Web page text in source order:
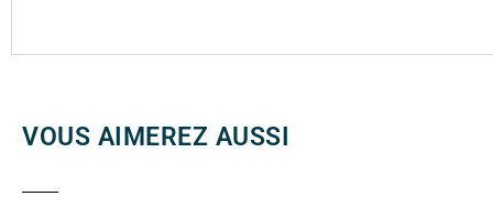
VOUS AIMEREZ AUSSI